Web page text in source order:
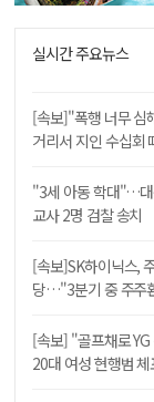
실시간 주요뉴스
[속보]"폭행 너무
거리서 지인 수십회
"3세 아동 학대"…대
교사 2명 검찰 송치
[속보]SK하이닉스,
당…"3분기 중 주주
[속보] "골프채로
20대 여성 현행범